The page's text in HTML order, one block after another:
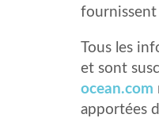
Tous les
et sont
ocean.com
apportées